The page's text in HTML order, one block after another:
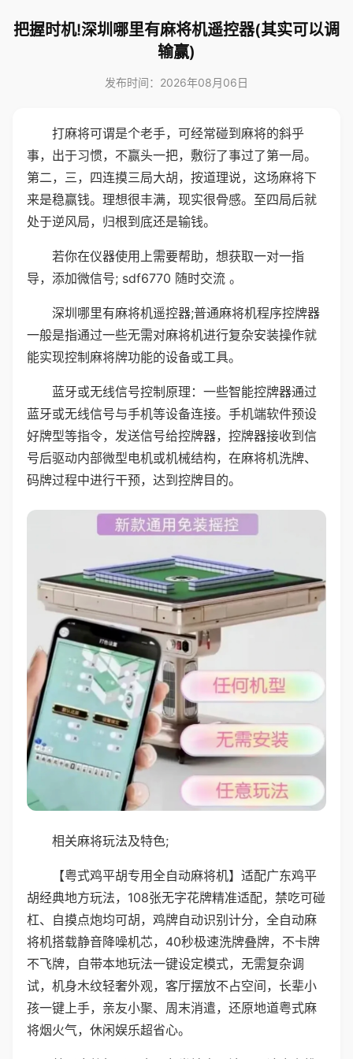
把握时机!深圳哪里有麻将机遥控器(其实可以调
输赢)
发布时间：2026年08月06日
打麻将可谓是个老手，可经常碰到麻将的斜乎
事，出于习惯，不赢头一把，敷衍了事过了第一局。
第二，三，四连摸三局大胡，按道理说，这场麻将下
来是稳赢钱。理想很丰满，现实很骨感。至四局后就
处于逆风局，归根到底还是输钱。
若你在仪器使用上需要帮助，想获取一对一指
导，添加微信号; sdf6770 随时交流 。
深圳哪里有麻将机遥控器;普通麻将机程序控牌器
一般是指通过一些无需对麻将机进行复杂安装操作就
能实现控制麻将牌功能的设备或工具。
蓝牙或无线信号控制原理：一些智能控牌器通过
蓝牙或无线信号与手机等设备连接。手机端软件预设
好牌型等指令，发送信号给控牌器，控牌器接收到信
号后驱动内部微型电机或机械结构，在麻将机洗牌、
码牌过程中进行干预，达到控牌目的。
相关麻将玩法及特色;
【粤式鸡平胡专用全自动麻将机】适配广东鸡平
胡经典地方玩法，108张无字花牌精准适配，禁吃可碰
杠、自摸点炮均可胡，鸡牌自动识别计分，全自动麻
将机搭载静音降噪机芯，40秒极速洗牌叠牌，不卡牌
不飞牌，自带本地玩法一键设定模式，无需复杂调
试，机身木纹轻奢外观，客厅摆放不占空间，长辈小
孩一键上手，亲友小聚、周末消遣，还原地道粤式麻
将烟火气，休闲娱乐超省心。